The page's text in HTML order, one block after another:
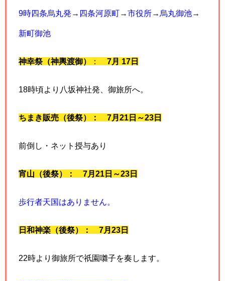
9時四条烏丸発→四条河原町→市役所→烏丸御池→
新町御池
神幸祭（神輿渡御） ： 7月 17日
18時頃より八坂神社発、御旅所へ。
ちまき販売（後祭）： 7月21日～23日
前倒し・ネット授与あり
宵山（後祭）： 7月21日～23日
歩行者天国はありません。
日和神楽（後祭）： 7月23日
22時より御旅所で祇園囃子を奏します。